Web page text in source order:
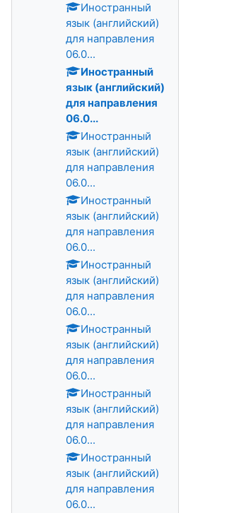
Иностранный
язык (английский)
для направления
06.0...
Иностранный
язык (английский)
для направления
06.0...
Иностранный
язык (английский)
для направления
06.0...
Иностранный
язык (английский)
для направления
06.0...
Иностранный
язык (английский)
для направления
06.0...
Иностранный
язык (английский)
для направления
06.0...
Иностранный
язык (английский)
для направления
06.0...
Иностранный
язык (английский)
для направления
06.0...